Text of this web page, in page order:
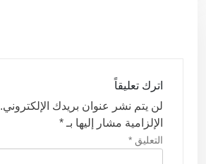
اترك تعليقاً
لن يتم نشر عنوان بريدك الإلكتروني.
الإلزامية مشار إليها بـ *
التعليق *